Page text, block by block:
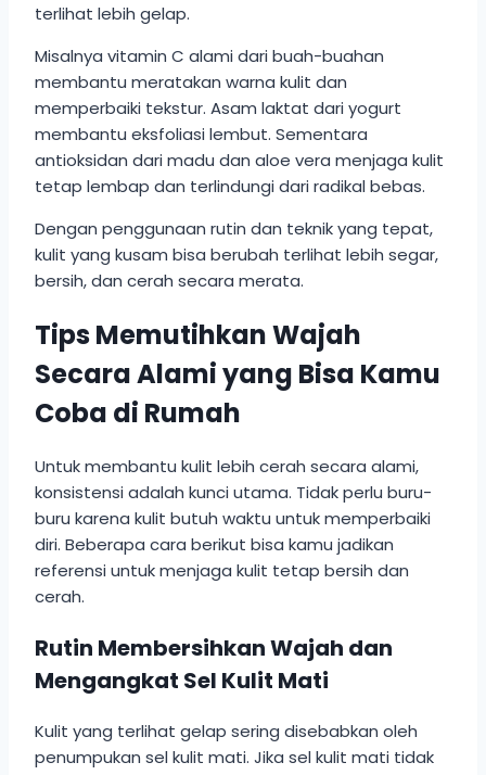
terlihat lebih gelap.
Misalnya vitamin C alami dari buah-buahan
membantu meratakan warna kulit dan
memperbaiki tekstur. Asam laktat dari yogurt
membantu eksfoliasi lembut. Sementara
antioksidan dari madu dan aloe vera menjaga kulit
tetap lembap dan terlindungi dari radikal bebas.
Dengan penggunaan rutin dan teknik yang tepat,
kulit yang kusam bisa berubah terlihat lebih segar,
bersih, dan cerah secara merata.
Tips Memutihkan Wajah
Secara Alami yang Bisa Kamu
Coba di Rumah
Untuk membantu kulit lebih cerah secara alami,
konsistensi adalah kunci utama. Tidak perlu buru-
buru karena kulit butuh waktu untuk memperbaiki
diri. Beberapa cara berikut bisa kamu jadikan
referensi untuk menjaga kulit tetap bersih dan
cerah.
Rutin Membersihkan Wajah dan
Mengangkat Sel Kulit Mati
Kulit yang terlihat gelap sering disebabkan oleh
penumpukan sel kulit mati. Jika sel kulit mati tidak